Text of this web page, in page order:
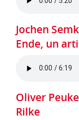
Jochen
Ende, un
Oliver
Rilke